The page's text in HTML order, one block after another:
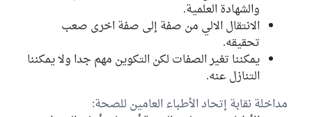
والشهادة العلمية.
الانتقال الالي من صفة إلى صفة اخرى صعب
تحقيقه.
يمكننا تغير الصفات لكن التكوين مهم جدا ولا يمكننا
التنازل عنه.
مداخلة نقابة إتحاد الأطباء العامين للصحة: